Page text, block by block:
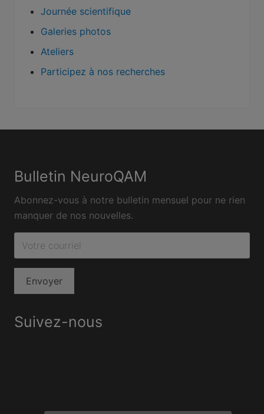
Journée scientifique
Galeries photos
Ateliers
Participez à nos recherches
Bulletin NeuroQAM
Abonnez-vous à notre bulletin mensuel pour ne rien
manquer de nos nouvelles.
Suivez-nous